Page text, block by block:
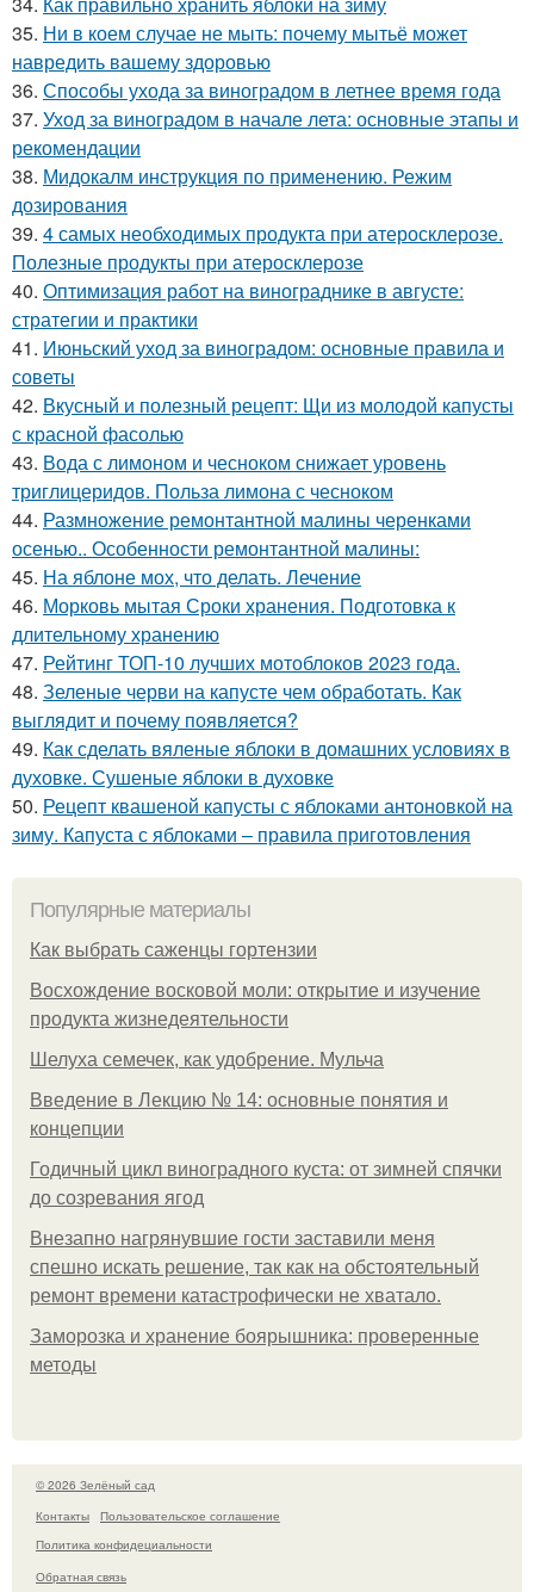
35. Ни в коем случае не мыть: почему мытьё может
навредить вашему здоровью
36. Способы ухода за виноградом в летнее время года
37. Уход за виноградом в начале лета: основные этапы и
рекомендации
38. Мидокалм инструкция по применению. Режим
дозирования
39. 4 самых необходимых продукта при атеросклерозе.
Полезные продукты при атеросклерозе
40. Оптимизация работ на винограднике в августе:
стратегии и практики
41. Июньский уход за виноградом: основные правила и
советы
42. Вкусный и полезный рецепт: Щи из молодой капусты
с красной фасолью
43. Вода с лимоном и чесноком снижает уровень
триглицеридов. Польза лимона с чесноком
44. Размножение ремонтантной малины черенками
осенью.. Особенности ремонтантной малины:
45. На яблоне мох, что делать. Лечение
46. Морковь мытая Сроки хранения. Подготовка к
длительному хранению
47. Рейтинг ТОП-10 лучших мотоблоков 2023 года.
48. Зеленые черви на капусте чем обработать. Как
выглядит и почему появляется?
49. Как сделать вяленые яблоки в домашних условиях в
духовке. Сушеные яблоки в духовке
50. Рецепт квашеной капусты с яблоками антоновкой на
зиму. Капуста с яблоками – правила приготовления
Популярные материалы
Как выбрать саженцы гортензии
Восхождение восковой моли: открытие и изучение
продукта жизнедеятельности
Шелуха семечек, как удобрение. Мульча
Введение в Лекцию № 14: основные понятия и
концепции
Годичный цикл виноградного куста: от зимней спячки
до созревания ягод
Внезапно нагрянувшие гости заставили меня
спешно искать решение, так как на обстоятельный
ремонт времени катастрофически не хватало.
Заморозка и хранение боярышника: проверенные
методы
© 2026 Зелёный сад
Контакты
Пользовательское соглашение
Политика конфидециальности
Обратная связь